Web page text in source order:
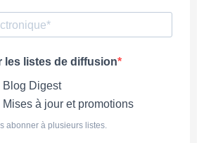
les listes de diffusion
Blog Digest
Mises à jour et promotions
abonner à plusieurs listes.